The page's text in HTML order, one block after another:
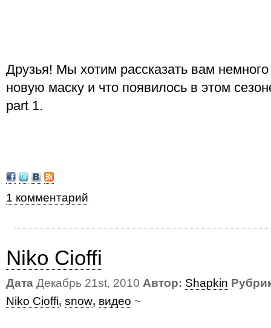
Друзья! Мы хотим рассказать вам
новую маску и что появилось в этом
part 1.
1 комментарий
Niko Cioffi
Дата Декабрь 21st, 2010 Автор: Shapkin
Niko Cioffi, snow, видео ~